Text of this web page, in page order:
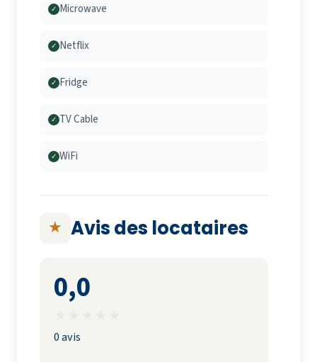
✓ Microwave
✓ Netflix
✓ Fridge
✓ TV Cable
✓ WiFi
★ Avis des locataires
0,0
0 avis